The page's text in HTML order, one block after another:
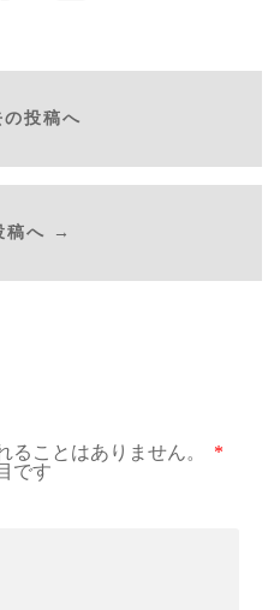
投稿へ
稿へ →
ることはありません。
*
です